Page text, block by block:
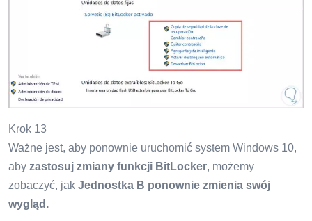
Krok 13
Ważne jest, aby ponownie uruchomić system Windows 10,
aby zastosuj zmiany funkcji BitLocker, możemy
zobaczyć, jak Jednostka B ponownie zmienia swój
wygląd.